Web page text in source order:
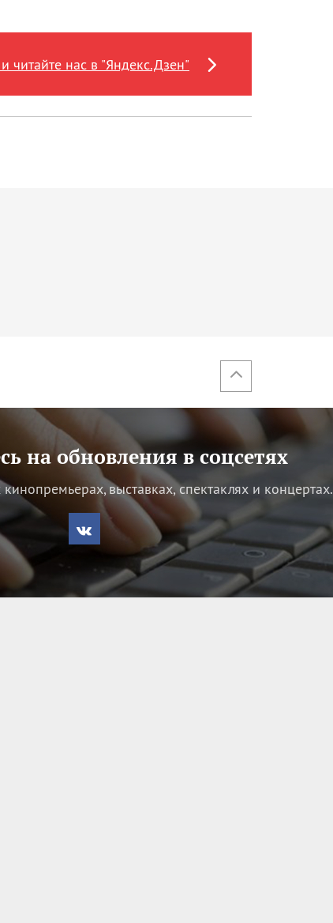
читайте нас в "Яндекс.Дзен"
на обновления в соцсетях
выставках, спектаклях и концертах.